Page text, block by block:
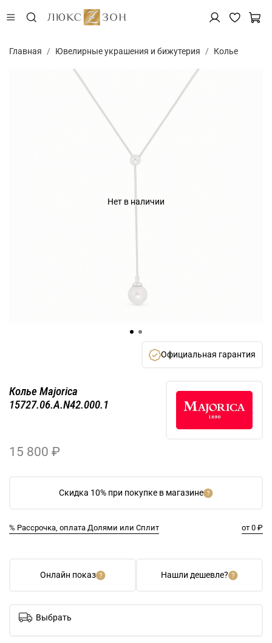
Главная Ювелирные украшения и бижутерия Колье
Нет в наличии
Официальная гарантия
Скидка 10% при покупке в магазине
% Рассрочка, оплата Долями или Сплит от 0 ₽
Колье Majorica
15727.06.A.N42.000.1
15 800 ₽
Онлайн показ Нашли дешевле?
Выбрать